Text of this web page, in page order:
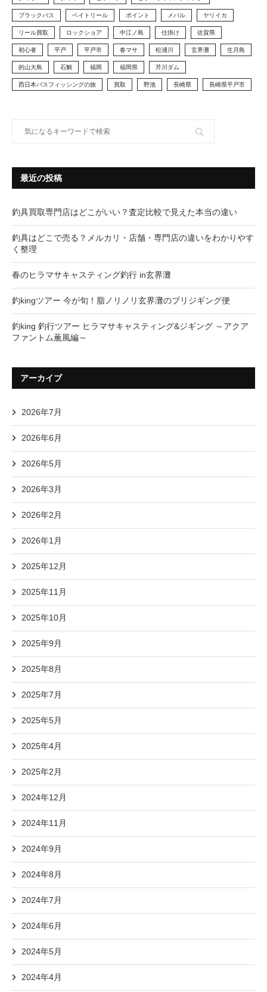
ブラックバス ベイトリール ポイント メバル ヤリイカ
リール買取 ロックショア 中江ノ島 仕掛け 佐賀県
初心者 平戸 平戸市 春マサ 松浦川 玄界灘 生月島
的山大島 石鯛 福岡 福岡県 芹川ダム
西日本バスフィッシングの旅 買取 野池 長崎県 長崎県平戸市
最近の投稿
釣具買取専門店はどこがいい？査定比較で見えた本当の違い
釣具はどこで売る？メルカリ・店舗・専門店の違いをわかりやす
く整理
春のヒラマサキャスティング釣行 in玄界灘
釣kingツアー 今が旬！脂ノリノリ玄界灘のブリジギング便
釣king 釣行ツアー ヒラマサキャスティング&ジギング ～アクア
ファントム薫風編～
アーカイブ
2026年7月
2026年6月
2026年5月
2026年3月
2026年2月
2026年1月
2025年12月
2025年11月
2025年10月
2025年9月
2025年8月
2025年7月
2025年5月
2025年4月
2025年2月
2024年12月
2024年11月
2024年9月
2024年8月
2024年7月
2024年6月
2024年5月
2024年4月